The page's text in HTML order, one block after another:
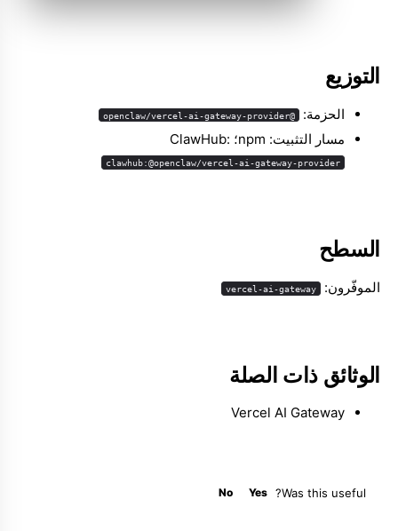
التوزيع
الحزمة: @openclaw/vercel-ai-gateway-provider
مسار التثبيت: npm؛ ClawHub:
clawhub:@openclaw/vercel-ai-gateway-provider
السطح
الموفّرون: vercel-ai-gateway
الوثائق ذات الصلة
Vercel AI Gateway
Was this useful?
Yes
No